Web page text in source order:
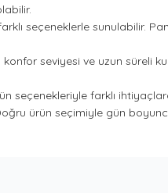
seçeneklerle sunulabilir.
seviyesi ve uzun süreli
farklı
ürün seçimiyle gün